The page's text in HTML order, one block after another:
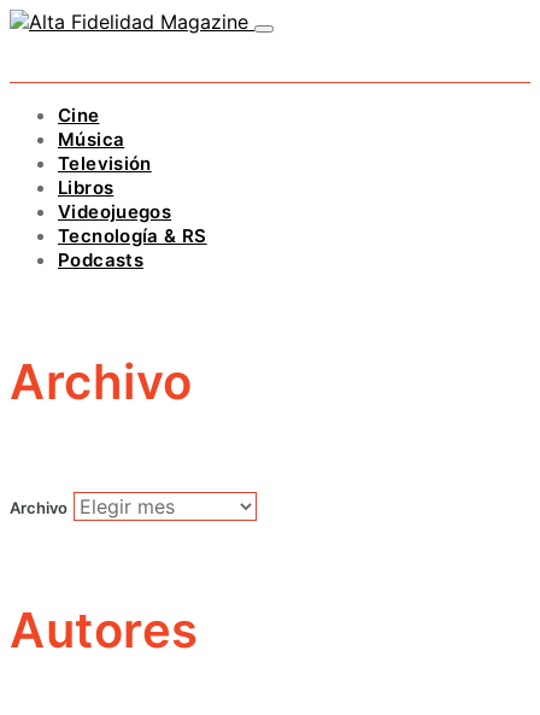
Cine
Música
Televisión
Libros
Videojuegos
Tecnología & RS
Podcasts
Archivo
Archivo
Autores